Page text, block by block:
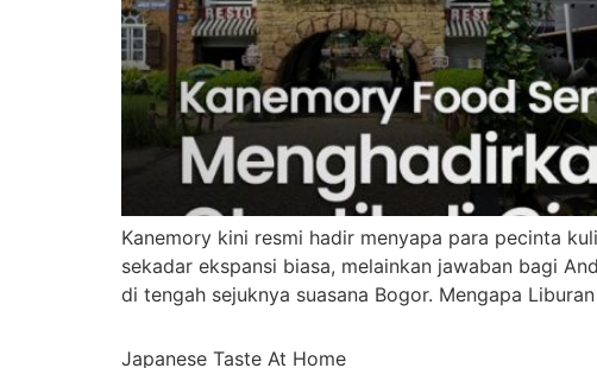
Kanemory kini resmi hadir menyapa para pecinta
sekadar ekspansi biasa, melainkan jawaban bagi
di tengah sejuknya suasana Bogor. Mengapa
Japanese Taste At Home